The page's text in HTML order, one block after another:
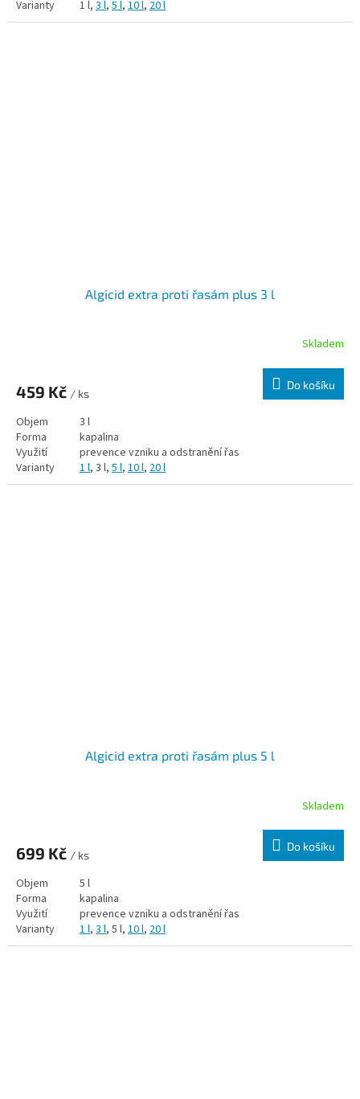
Varianty
1 l, 3 l, 5 l, 10 l, 20 l
Algicid extra proti řasám plus 3 l
Skladem
459 Kč / ks
Do košíku
Objem
3 l
Forma
kapalina
Využití
prevence vzniku a odstranění řas
Varianty
1 l, 3 l, 5 l, 10 l, 20 l
Algicid extra proti řasám plus 5 l
Skladem
699 Kč / ks
Do košíku
Objem
5 l
Forma
kapalina
Využití
prevence vzniku a odstranění řas
Varianty
1 l, 3 l, 5 l, 10 l, 20 l